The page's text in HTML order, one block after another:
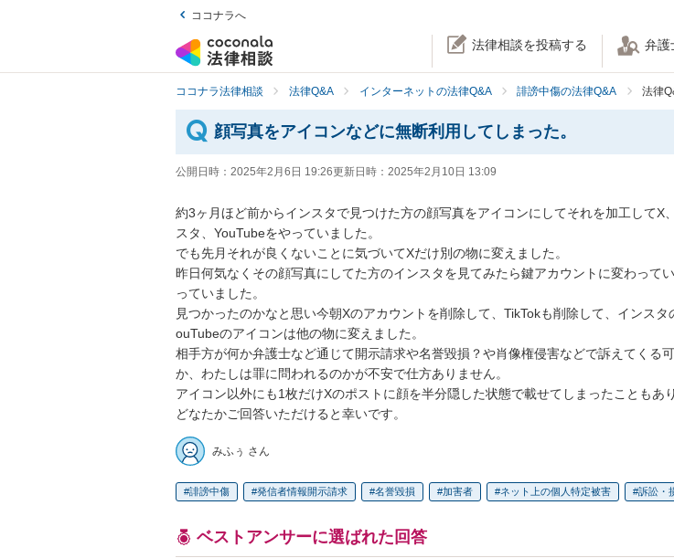
ココナラへ
法律相談を投稿する 弁護
ココナラ法律相談 法律Q&A インターネットの法律Q&A 誹謗中傷の法律Q&A 法律
顔写真をアイコンなどに無断利用してしまった。
公開日時： 2025年2月6日 19:26更新日時： 2025年2月10日 13:09
約3ヶ月ほど前からインスタで見つけた方の顔写真をアイコンにしてそれを加工してX
スタ、YouTubeをやっていました。
でも先月それが良くないことに気づいてXだけ別の物に変えました。
昨日何気なくその顔写真にしてた方のインスタを見てみたら鍵アカウントに変わって
っていました。
見つかったのかなと思い今朝Xのアカウントを削除して、TikTokも削除して、インスタ
ouTubeのアイコンは他の物に変えました。
相手方が何か弁護士など通じて開示請求や名誉毀損？や肖像権侵害などで訴えてくる
か、わたしは罪に問われるのかが不安で仕方ありません。
アイコン以外にも1枚だけXのポストに顔を半分隠した状態で載せてしまったこともあり
どなたかご回答いただけると幸いです。
みふぅ さん
誹謗中傷 発信者情報開示請求 名誉毀損 加害者 ネット上の個人特定被害 訴訟・
ベストアンサーに選ばれた回答